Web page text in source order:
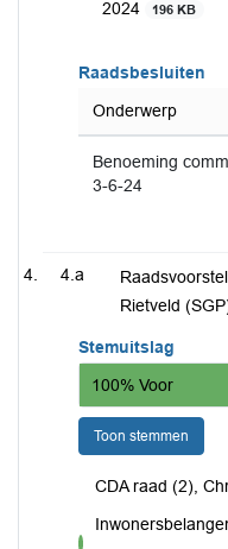
2024
196 KB
Raadsbesluiten
Onderwerp
Benoeming
3-6-24
4.a
Rietveld
Stemuitslag
100% Voor
Toon stemmen
CDA raad (2),